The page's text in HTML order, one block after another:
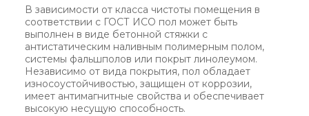
В зависимости от класса чистоты помещения в
соответствии с ГОСТ ИСО пол может быть
выполнен в виде бетонной стяжки с
антистатическим наливным полимерным полом,
системы фальшполов или покрыт линолеумом.
Независимо от вида покрытия, пол обладает
износоустойчивостью, защищен от коррозии,
имеет антимагнитные свойства и обеспечивает
высокую несущую способность.